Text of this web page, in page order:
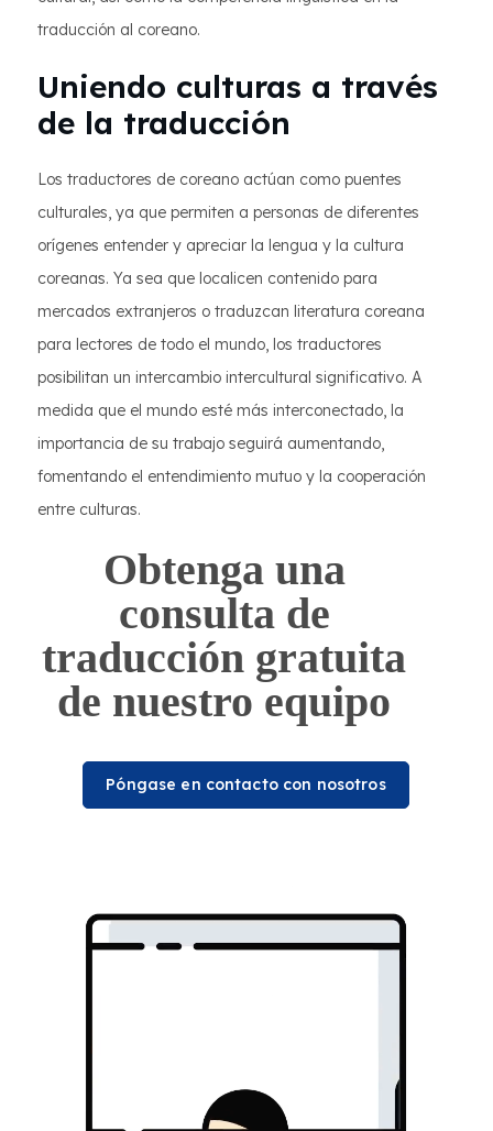
traducción al coreano.
Uniendo culturas a través
de la traducción
Los traductores de coreano actúan como puentes
culturales, ya que permiten a personas de diferentes
orígenes entender y apreciar la lengua y la cultura
coreanas. Ya sea que localicen contenido para
mercados extranjeros o traduzcan literatura coreana
para lectores de todo el mundo, los traductores
posibilitan un intercambio intercultural significativo. A
medida que el mundo esté más interconectado, la
importancia de su trabajo seguirá aumentando,
fomentando el entendimiento mutuo y la cooperación
entre culturas.
Obtenga una
consulta de
traducción gratuita
de nuestro equipo
Póngase en contacto con nosotros